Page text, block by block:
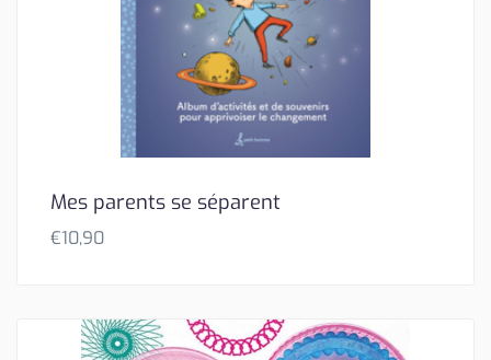
Mes parents se séparent
€10,90